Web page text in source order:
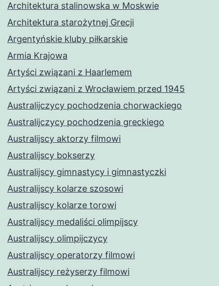
Architektura stalinowska w Moskwie
Architektura starożytnej Grecji
Argentyńskie kluby piłkarskie
Armia Krajowa
Artyści związani z Haarlemem
Artyści związani z Wrocławiem przed 1945
Australijczycy pochodzenia chorwackiego
Australijczycy pochodzenia greckiego
Australijscy aktorzy filmowi
Australijscy bokserzy
Australijscy gimnastycy i gimnastyczki
Australijscy kolarze szosowi
Australijscy kolarze torowi
Australijscy medaliści olimpijscy
Australijscy olimpijczycy
Australijscy operatorzy filmowi
Australijscy reżyserzy filmowi